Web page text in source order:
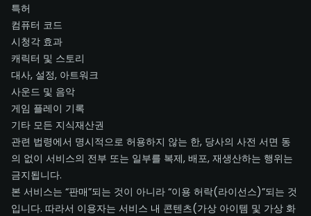
특허
컴퓨터 코드
시청각 효과
캐릭터 및 스토리
대사, 설정, 아트워크
사운드 및 음악
게임 플레이 기록
기타 모든 지식재산권
관련 법령에서 명시적으로 허용하지 않는 한, 당사의 사전 서면 동
의 없이 서비스의 전부 또는 일부를 복제, 배포, 재생산하는 행위는
금지됩니다.
본 서비스는 “판매”되는 것이 아니라 “이용 허락(라이선스)”되는 것
입니다. 따라서 이용자는 서비스 내 콘텐츠(가상 아이템 및 가상 화